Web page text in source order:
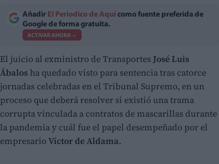
Añadir El Periodico de Aquí como fuente preferida de
Google de forma gratuita.
ACTIVAR AHORA
El juicio al exministro de Transportes José Luis
Ábalos ha quedado visto para sentencia tras catorce
jornadas celebradas en el Tribunal Supremo, en un
proceso que deberá resolver si existió una trama
corrupta vinculada a contratos de mascarillas durante
la pandemia y cuál fue el papel desempeñado por el
empresario Víctor de Aldama.